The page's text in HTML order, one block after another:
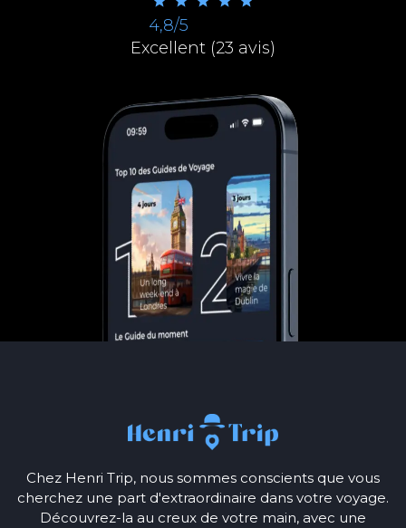
4,8/5
Excellent (23 avis)
Chez Henri Trip, nous sommes conscients que vous
cherchez une part d'extraordinaire dans votre voyage.
Découvrez-la au creux de votre main, avec une